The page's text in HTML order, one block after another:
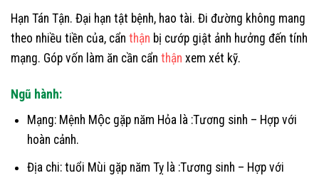
Hạn Tán Tận. Đại hạn tật bệnh, hao tài. Đi đường không mang
theo nhiều tiền của, cẩn thận bị cướp giật ảnh hưởng đến tính
mạng. Góp vốn làm ăn cần cẩn thận xem xét kỹ.
Ngũ hành:
Mạng: Mệnh Mộc gặp năm Hỏa là :Tương sinh – Hợp với
hoàn cảnh.
Địa chi: tuổi Mùi gặp năm Tỵ là :Tương sinh – Hợp với